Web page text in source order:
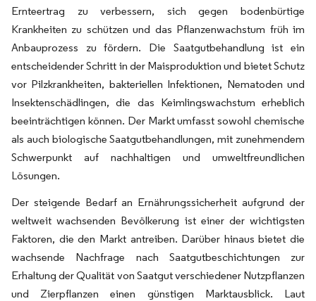
Ernteertrag zu verbessern, sich gegen bodenbürtige
Krankheiten zu schützen und das Pflanzenwachstum früh im
Anbauprozess zu fördern. Die Saatgutbehandlung ist ein
entscheidender Schritt in der Maisproduktion und bietet Schutz
vor Pilzkrankheiten, bakteriellen Infektionen, Nematoden und
Insektenschädlingen, die das Keimlingswachstum erheblich
beeinträchtigen können. Der Markt umfasst sowohl chemische
als auch biologische Saatgutbehandlungen, mit zunehmendem
Schwerpunkt auf nachhaltigen und umweltfreundlichen
Lösungen.
Der steigende Bedarf an Ernährungssicherheit aufgrund der
weltweit wachsenden Bevölkerung ist einer der wichtigsten
Faktoren, die den Markt antreiben. Darüber hinaus bietet die
wachsende Nachfrage nach Saatgutbeschichtungen zur
Erhaltung der Qualität von Saatgut verschiedener Nutzpflanzen
und Zierpflanzen einen günstigen Marktausblick. Laut